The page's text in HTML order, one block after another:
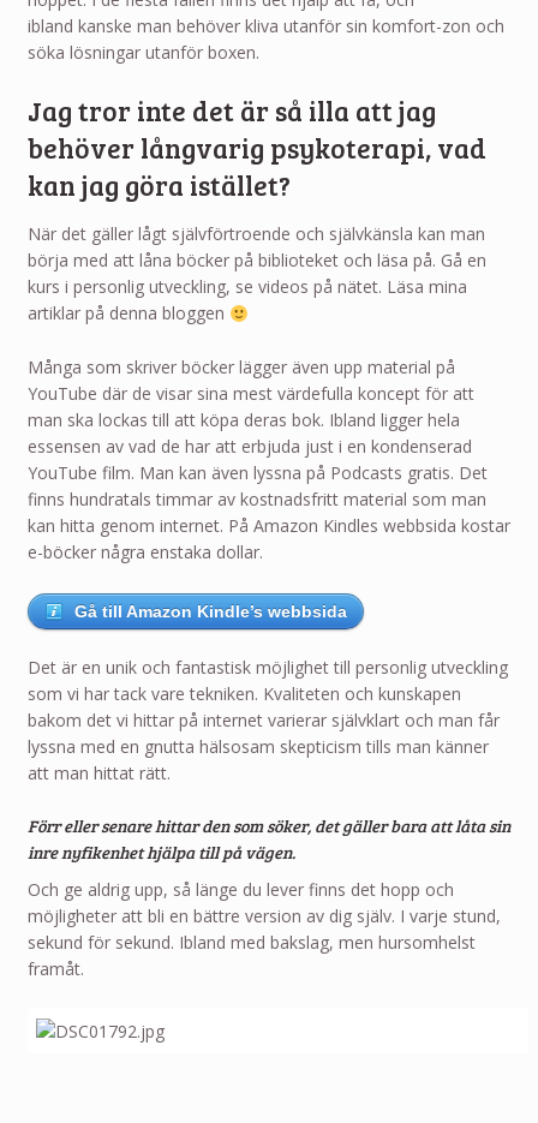
ibland kanske man behöver kliva utanför sin komfort-zon och
söka lösningar utanför boxen.
Jag tror inte det är så illa att jag
behöver långvarig psykoterapi, vad
kan jag göra istället?
När det gäller lågt självförtroende och självkänsla kan man
börja med att låna böcker på biblioteket och läsa på. Gå en
kurs i personlig utveckling, se videos på nätet. Läsa mina
artiklar på denna bloggen
Många som skriver böcker lägger även upp material på
YouTube där de visar sina mest värdefulla koncept för att
man ska lockas till att köpa deras bok. Ibland ligger hela
essensen av vad de har att erbjuda just i en kondenserad
YouTube film. Man kan även lyssna på Podcasts gratis. Det
finns hundratals timmar av kostnadsfritt material som man
kan hitta genom internet. På Amazon Kindles webbsida kostar
e-böcker några enstaka dollar.
Gå till Amazon Kindle’s webbsida
Det är en unik och fantastisk möjlighet till personlig utveckling
som vi har tack vare tekniken. Kvaliteten och kunskapen
bakom det vi hittar på internet varierar självklart och man får
lyssna med en gnutta hälsosam skepticism tills man känner
att man hittat rätt.
Förr eller senare hittar den som söker, det gäller bara att låta sin
inre nyfikenhet hjälpa till på vägen.
Och ge aldrig upp, så länge du lever finns det hopp och
möjligheter att bli en bättre version av dig själv. I varje stund,
sekund för sekund. Ibland med bakslag, men hursomhelst
framåt.